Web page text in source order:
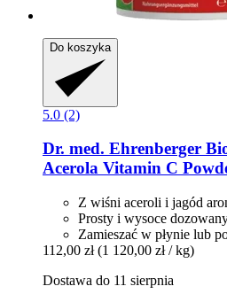
Do koszyka
5.0 (2)
Dr. med. Ehrenberger
Acerola Vitamin C
Z wiśni aceroli i jagód
Prosty i wysoce
Zamieszać w płynie lub
112,00 zł (1 120,00 zł / kg)
Dostawa do 11 sierpnia